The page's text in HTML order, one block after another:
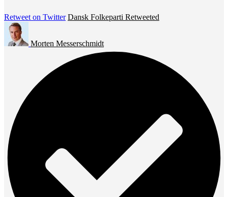
Retweet on Twitter Dansk Folkeparti Retweeted
Morten Messerschmidt